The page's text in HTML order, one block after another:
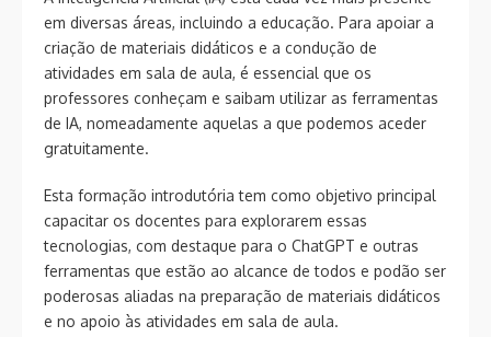
em diversas áreas, incluindo a educação. Para apoiar a
criação de materiais didáticos e a condução de
atividades em sala de aula, é essencial que os
professores conheçam e saibam utilizar as ferramentas
de IA, nomeadamente aquelas a que podemos aceder
gratuitamente.
Esta formação introdutória tem como objetivo principal
capacitar os docentes para explorarem essas
tecnologias, com destaque para o ChatGPT e outras
ferramentas que estão ao alcance de todos e podão ser
poderosas aliadas na preparação de materiais didáticos
e no apoio às atividades em sala de aula.